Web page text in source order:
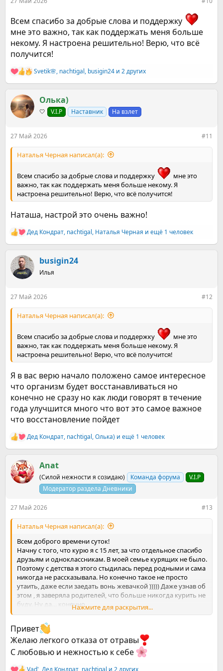
Всем спасибо за добрые слова и поддержку
мне это важно, так как поддержать меня больше
некому. Я настроена решительно! Верю, что всё
получится!
Р
е
к
ц
и
Svetik🌸, nachtigal, busigin24 и 2 других
Олька)
🤍 V.I.P Наставник На взлет
27 Май 2026 #11
Наталья Черная написал(а):
Всем спасибо за добрые слова и поддержку
мне это
важно, так как поддержать меня больше некому. Я
настроена решительно! Верю, что всё получится!
Наташа, настрой это очень важно!
Р
е
к
ц
и
Дед Кондрат, nachtigal, Наталья Черная и ещё 1 человек
busigin24
Илья
27 Май 2026 #12
Наталья Черная написал(а):
Всем спасибо за добрые слова и поддержку
мне это
важно, так как поддержать меня больше некому. Я
настроена решительно! Верю, что всё получится!
Я в вас верю начало положено самое интересное
что организм будет восстанавливаться но
конечно не сразу но как люди говорят в течение
года улучшится много что вот это самое важное
что восстановление пойдет
Р
е
к
ц
и
Дед Кондрат, nachtigal,Олька) и ещё 1 человек
Anat
(Силой нежности я созидаю) Команда форума
V.I.P
Модератор раздела Дневники
27 Май 2026 #13
Наталья Черная написал(а):
Всем доброго времени суток!
Начну с того, что курю я с 15 лет, за что отдельное спасибо
друзьям и одноклассникам. В моей семье курящих не было.
Поэтому с детства я этого стыдилась перед родными и сама
никогда не рассказывала. Но конечно такое не просто
утаить, даже если заедать вонь жевачкой ))))) Даже узнав об
этом , я заверяла родителей, что больше никогда курить не
буду. Ну да… конечно.
Так я и курила примерно до 20 лет. Потом встретив
некурящего парня с которым завязались отношения, по его
инициативе я прочитала книгу Аллена Карра и бросила
курить одним днем. Со своей компанией я общаться
перестала, таким образом в моём кругу все стали
некурящие и мне было легко придерживаться отказа от
сигарет. Но вот спустя год я рассталась с парнем и
Нажмите для раскрытия...
Привет
Желаю легкого отказа от отравы
С любовью и нежностью к себе